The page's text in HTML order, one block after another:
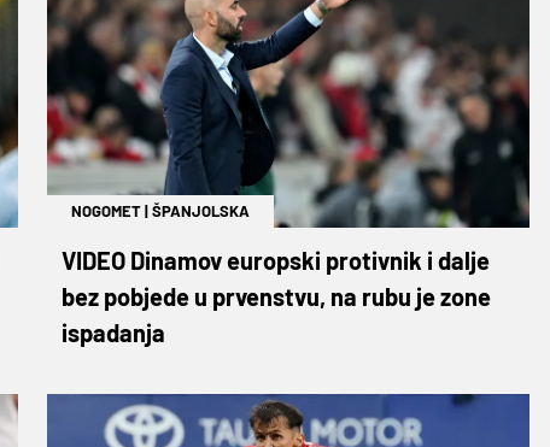
NOGOMET|ŠPANJOLSKA
VIDEO Dinamov europski protivnik i dalje
bez pobjede u prvenstvu, na rubu je zone
ispadanja